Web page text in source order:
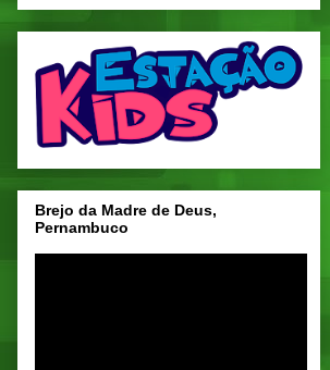
Brejo da Madre de Deus,
Pernambuco